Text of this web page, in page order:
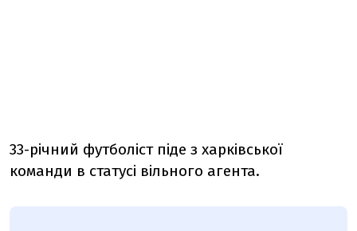
33-річний футболіст піде з харківської
команди в статусі вільного агента.